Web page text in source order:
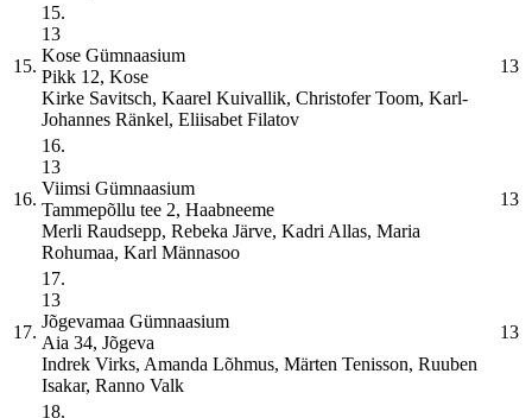
15.
15.
13
Kose Gümnaasium
Pikk 12, Kose
Kirke Savitsch, Kaarel Kuivallik, Christofer Toom, Karl-
Johannes Ränkel, Eliisabet Filatov
13
16.
16.
13
Viimsi Gümnaasium
Tammepõllu tee 2, Haabneeme
Merli Raudsepp, Rebeka Järve, Kadri Allas, Maria
Rohumaa, Karl Männasoo
13
17.
17.
13
Jõgevamaa Gümnaasium
Aia 34, Jõgeva
Indrek Virks, Amanda Lõhmus, Märten Tenisson, Ruuben
Isakar, Ranno Valk
13
18.